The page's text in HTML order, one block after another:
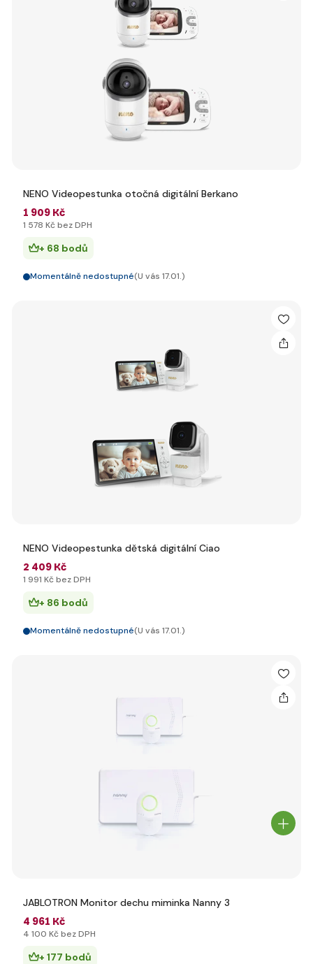
NENO Videopestunka otočná digitální Berkano
1 909 Kč
1 578 Kč bez DPH
+ 68 bodů
Momentálně nedostupné(U vás 17.01.)
NENO Videopestunka dětská digitální Ciao
2 409 Kč
1 991 Kč bez DPH
+ 86 bodů
Momentálně nedostupné(U vás 17.01.)
JABLOTRON Monitor dechu miminka Nanny 3
4 961 Kč
4 100 Kč bez DPH
+ 177 bodů